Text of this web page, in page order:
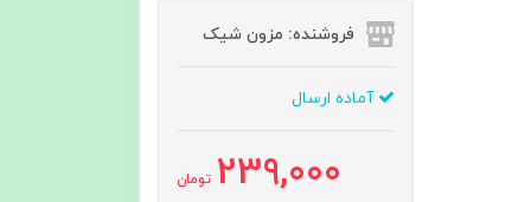
فروشنده: مزون شیک
آماده ارسال
239,000 تومان